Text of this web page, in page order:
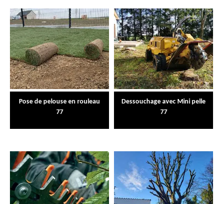
Pose de pelouse en rouleau
77
Dessouchage avec Mini pelle
77